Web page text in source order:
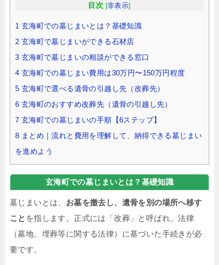
目次 [非表示]
1 玄海町での墓じまいとは？基礎知識
2 玄海町で墓じまいができる石材店
3 玄海町で墓じまいの相談ができる窓口
4 玄海町での墓じまい費用は30万円〜150万円程度
5 玄海町で選べる遺骨の引越し先（改葬先）
6 玄海町のおすすめ改葬先（遺骨の引越し先）
7 玄海町での墓じまいの手順【6ステップ】
8 まとめ｜流れと費用を理解して、納得できる墓じまい
を進めよう
玄海町での墓じまいとは？基礎知識
墓じまいとは、 お墓を撤去し、遺骨を別の場所へ移す
こと を指します。正式には「改葬」と呼ばれ、法律
（墓地、埋葬等に関する法律）に基づいた手続きが必
要です。